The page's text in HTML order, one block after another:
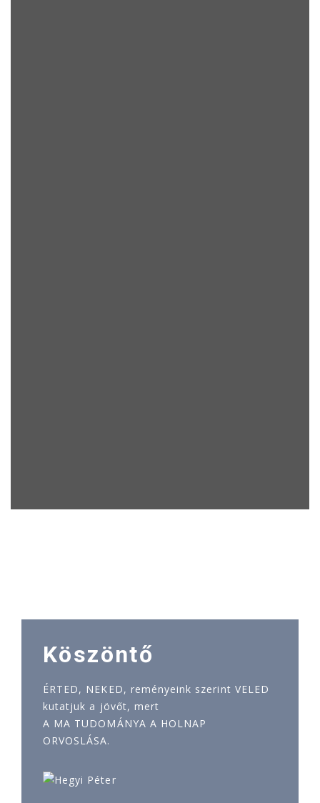
Köszöntő
ÉRTED, NEKED, reményeink szerint VELED
kutatjuk a jövőt, mert
A MA TUDOMÁNYA A HOLNAP
ORVOSLÁSA.